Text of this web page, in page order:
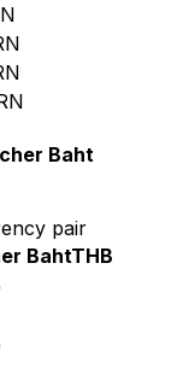
Baht
pair
BahtTHB